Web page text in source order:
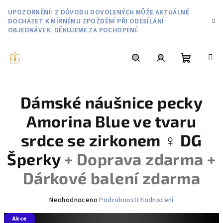
obsah
UPOZORNĚNÍ: Z DŮVODU DOVOLENÝCH MŮŽE AKTUÁLNĚ
DOCHÁZET K MÍRNÉMU ZPOŽDĚNÍ PŘI ODESÍLÁNÍ
OBJEDNÁVEK. DĚKUJEME ZA POCHOPENÍ.
košík
Dámské náušnice pecky
Amorina Blue ve tvaru
srdce se zirkonem ♀️ DG
Šperky + Doprava zdarma +
Dárkové balení zdarma
Průměrné
Neohodnoceno Podrobnosti hodnocení
Akce